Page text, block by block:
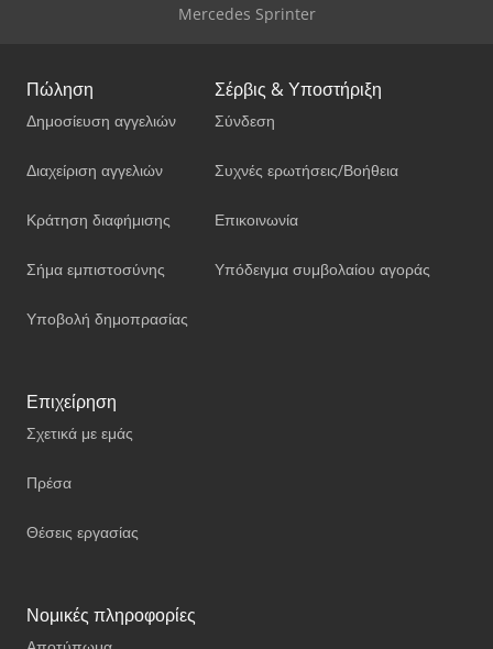
Mercedes Sprinter
Πώληση
Δημοσίευση αγγελιών
Διαχείριση αγγελιών
Κράτηση διαφήμισης
Σήμα εμπιστοσύνης
Υποβολή δημοπρασίας
Σέρβις & Υποστήριξη
Σύνδεση
Συχνές ερωτήσεις/Βοήθεια
Επικοινωνία
Υπόδειγμα συμβολαίου αγοράς
Επιχείρηση
Σχετικά με εμάς
Πρέσα
Θέσεις εργασίας
Νομικές πληροφορίες